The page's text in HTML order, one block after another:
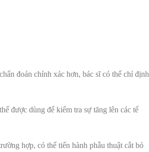
đoán chính xác hơn, bác sĩ có thể chỉ định
được dùng để kiểm tra sự tăng lên các tế
hợp, có thể tiến hành phẫu thuật cắt bỏ